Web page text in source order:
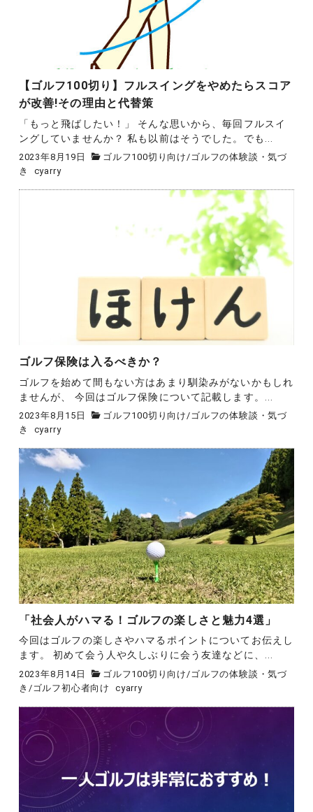
【ゴルフ100切り】フルスイングをやめたらスコア
が改善!その理由と代替策
「もっと飛ばしたい！」 そんな思いから、毎回フルスイ
ングしていませんか？ 私も以前はそうでした。でも...
2023年8月19日 ゴルフ100切り向け/ゴルフの体験談・気づ
き
cyarry
ゴルフ保険は入るべきか？
ゴルフを始めて間もない方はあまり馴染みがないかもしれ
ませんが、 今回はゴルフ保険について記載します。...
2023年8月15日 ゴルフ100切り向け / ゴルフの体験談・気づ
き
cyarry
「社会人がハマる！ゴルフの楽しさと魅力4選」
今回はゴルフの楽しさやハマるポイントについてお伝えし
ます。 初めて会う人や久しぶりに会う友達などに、...
2023年8月14日 ゴルフ100切り向け / ゴルフの体験談・気づ
き / ゴルフ初心者向け cyarry